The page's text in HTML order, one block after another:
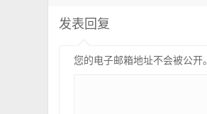
发表回复
您的电子邮箱地址不会被公开。